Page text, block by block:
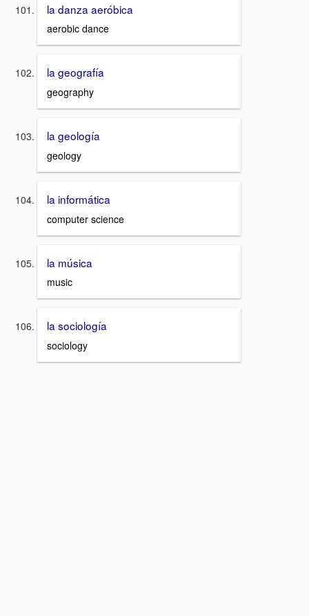
la danza aeróbica
aerobic dance
la geografía
geography
la geología
geology
la informática
computer science
la música
music
la sociología
sociology